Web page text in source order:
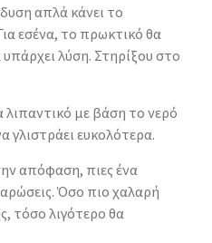
απλά κάνει το
εσένα, το πρωκτικό θα
λύση. Στηρίξου στο
λιπαντικό με βάση το νερό
γλιστράει ευκολότερα.
απόφαση, πιες ένα
Όσο πιο χαλαρή
τόσο λιγότερο θα